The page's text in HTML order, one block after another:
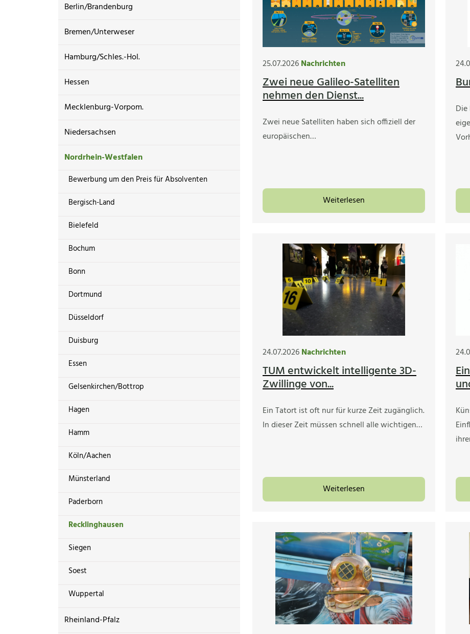
Berlin/Brandenburg
Bremen/Unterweser
Hamburg/Schles.-Hol.
Hessen
Mecklenburg-Vorpom.
Niedersachsen
Nordrhein-Westfalen
Bewerbung um den Preis für Absolventen
Bergisch-Land
Bielefeld
Bochum
Bonn
Dortmund
Düsseldorf
Duisburg
Essen
Gelsenkirchen/Bottrop
Hagen
Hamm
Köln/Aachen
Münsterland
Paderborn
Recklinghausen
Siegen
Soest
Wuppertal
Rheinland-Pfalz
25.07.2026Nachrichten
Zwei neue Galileo-Satelliten
nehmen den Dienst...
Zwei neue Satelliten haben sich offiziell der
europäischen…
Weiterlesen
24.07.2026Nachrichten
TUM entwickelt intelligente 3D-
Zwillinge von...
Ein Tatort ist oft nur für kurze Zeit zugänglich.
In dieser Zeit müssen schnell alle wichtigen…
Weiterlesen